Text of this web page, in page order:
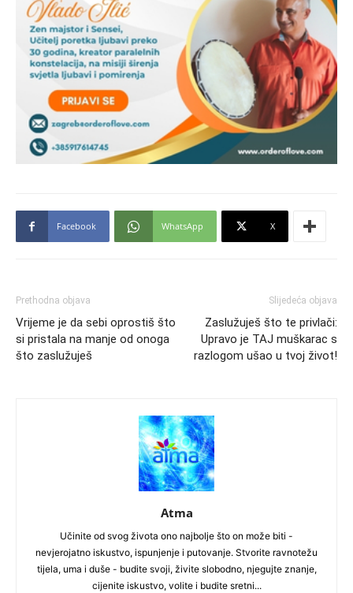
Facebook WhatsApp X
Prethodna objava
Vrijeme je da sebi oprostiš što
si pristala na manje od onoga
što zaslužuješ
Slijedeća objava
Zaslužuješ što te privlači:
Upravo je TAJ muškarac s
razlogom ušao u tvoj život!
Atma
Učinite od svog života ono najbolje što on može biti -
nevjerojatno iskustvo, ispunjenje i putovanje. Stvorite ravnotežu
tijela, uma i duše - budite svoji, živite slobodno, njegujte znanje,
cijenite iskustvo, volite i budite sretni...